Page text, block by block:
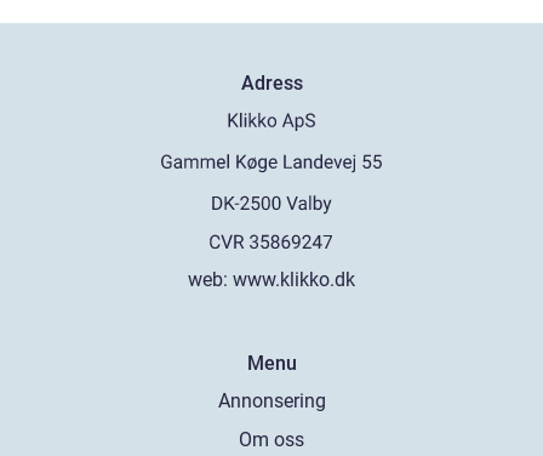
Adress
web: www.klikko.dk
Menu
Annonsering
Om oss